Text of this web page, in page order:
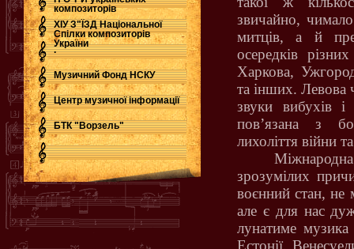
композиторів
ХІУ З"ЇЗД Національної
Спілки композиторів
України
.
Музичний Фонд НСКУ
Центр музичної інформації
БТК "Ворзель"
звичайно,
митців, а й
осередків
Харкова,
та інших. Левова
звуки вибухів
пов’язана з
лихоліття війни
зрозумілих
воєнний стан, не
але є для нас
лунатиме
Естонії,